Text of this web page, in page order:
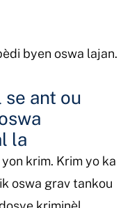
byen oswa lajan.
ant ou
la
krim. Krim yo ka
oswa grav tankou